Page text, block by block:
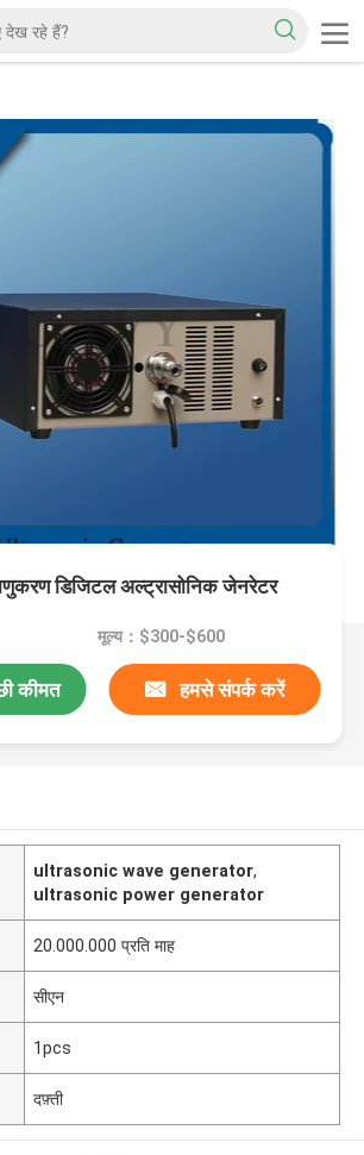
डिजिटल अल्ट्रासोनिक जेनरेटर
मूल्य：$300-$600
कीमत हमसे संपर्क करें
ultrasonic wave generator,
ultrasonic power generator
20.000.000 प्रति माह
सीएन
1pcs
दफ़्ती